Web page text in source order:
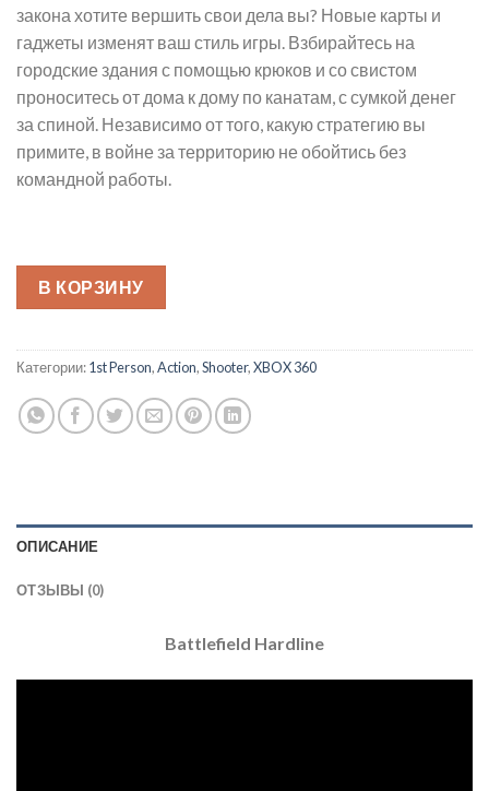
закона хотите вершить свои дела вы? Новые карты и
гаджеты изменят ваш стиль игры. Взбирайтесь на
городские здания с помощью крюков и со свистом
проноситесь от дома к дому по канатам, с сумкой денег
за спиной. Независимо от того, какую стратегию вы
примите, в войне за территорию не обойтись без
командной работы.
В КОРЗИНУ
Категории:1st Person,Action,Shooter,XBOX 360
ОПИСАНИЕ
ОТЗЫВЫ (0)
Battlefield Hardline